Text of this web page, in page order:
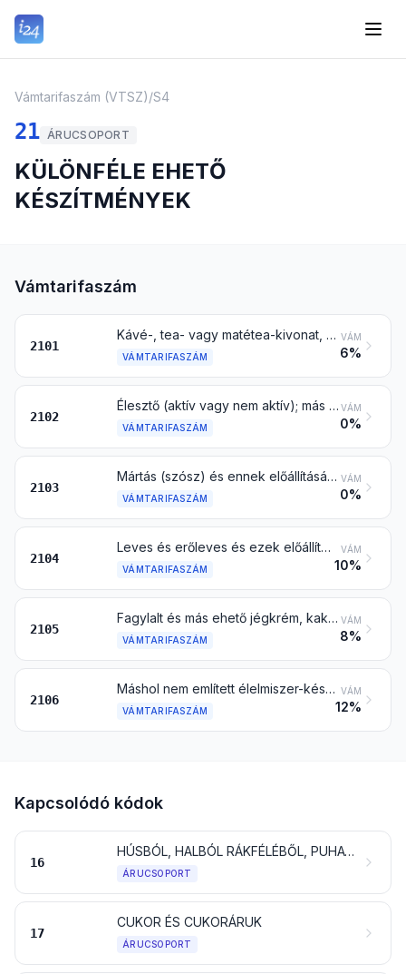
Vámtarifaszám (VTSZ)/S4
21 ÁRUCSOPORT
KÜLÖNFÉLE EHETŐ
KÉSZÍTMÉNYEK
Vámtarifaszám
2101
Kávé-, tea- vagy matétea-kivonat, -eszencia és -koncentrátum és ezen termékeken vagy kávén, teán vagy matéteán alapuló készítmények; pörkölt cikória és más pörkölt pótkávé, valamint ezeknek kivonata, eszenciája és koncentrátuma
VÁMTARIFASZÁM
VÁM
6%
2102
Élesztő (aktív vagy nem aktív); más egysejtű, nem élő mikroorganizmus (a 3002 vtsz. alatti vakcinák kivételével); elkészített sütőpor
VÁMTARIFASZÁM
VÁM
0%
2103
Mártás (szósz) és ennek előállítására szolgáló készítmény; ételízesítő keverék; mustárliszt és -dara, és elkészített mustár
VÁMTARIFASZÁM
VÁM
0%
2104
Leves és erőleves és ezek előállítására szolgáló készítmény; homogenizált összetett élelmiszer-készítmény
VÁMTARIFASZÁM
VÁM
10%
2105
Fagylalt és más ehető jégkrém, kakaótartalommal is
VÁMTARIFASZÁM
VÁM
8%
2106
Máshol nem említett élelmiszer-készítmény
VÁMTARIFASZÁM
VÁM
12%
Kapcsolódó kódok
16
HÚSBÓL, HALBÓL RÁKFÉLÉBŐL, PUHATESTŰBŐL VAGY MÁS GERINCTELEN VÍZIÁLLATBÓL, VAGY ROVARBÓL KÉSZÜLT TERMÉKEK
ÁRUCSOPORT
17
CUKOR ÉS CUKORÁRUK
ÁRUCSOPORT